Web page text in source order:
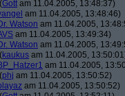
(Gott am 11.04.2005, 13:48:37)
am 11.04.2005, 13:48:46)
Watson am 11.04.2005,
am 11.04.2005, 13:49:34)
Watson am 11.04.2005,
(kaukus am 11.04.2005,
am 11.04.2005,
(phj am 11.04.2005, 13:50:52)
am 11.04.2005, 13:50:52)